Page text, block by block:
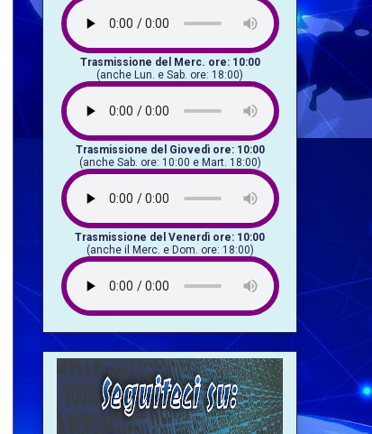
Trasmissione del Merc. ore: 10:00
(anche Lun. e Sab. ore: 18:00)
Trasmissione del Giovedì ore: 10:00
(anche Sab. ore: 10:00 e Mart. 18:00)
Trasmissione del Venerdì ore: 10:00
(anche il Merc. e Dom. ore: 18:00)